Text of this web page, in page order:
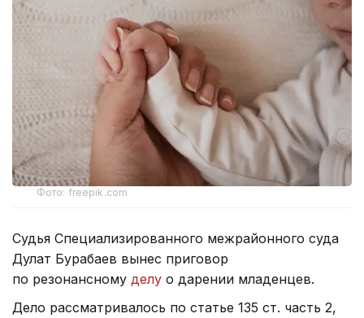
Фото: freepik.com
Судья Специализированного межрайонного суда
Дулат Бурабаев вынес приговор
по резонансному делу о дарении младенцев.
Дело рассматривалось по статье 135 ст. часть 2,